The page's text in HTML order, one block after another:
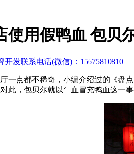
使用假鸭血 包贝
开发联系电话(微信)：15675810810
点都不稀奇，小编介绍过的《盘点
此，包贝尔就以牛血冒充鸭血这一事